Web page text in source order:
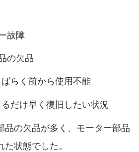
故障
の欠品
ばらく前から使用不能
るだけ早く復旧したい状況
品の欠品が多く、モーター部品
状態でした。